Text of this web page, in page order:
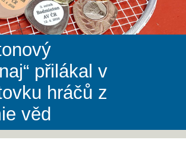
přilákal v
hráčů z
věd